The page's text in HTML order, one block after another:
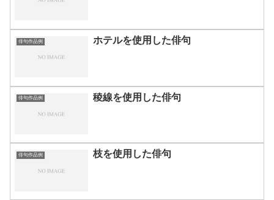
俳句作品例 ホテルを使用した俳句
俳句作品例 稜線を使用した俳句
俳句作品例 枝を使用した俳句